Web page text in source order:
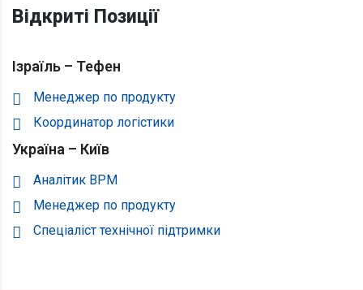
Відкриті Позиції
Ізраїль – Тефен
Менеджер по продукту
Координатор логістики
Україна – Київ
Аналітик BPM
Менеджер по продукту
Спеціаліст технічної підтримки